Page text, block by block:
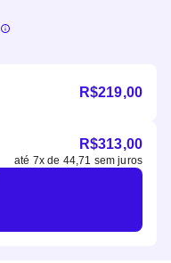
R$219,00
R$313,00
até 7x de 44,71 sem juros